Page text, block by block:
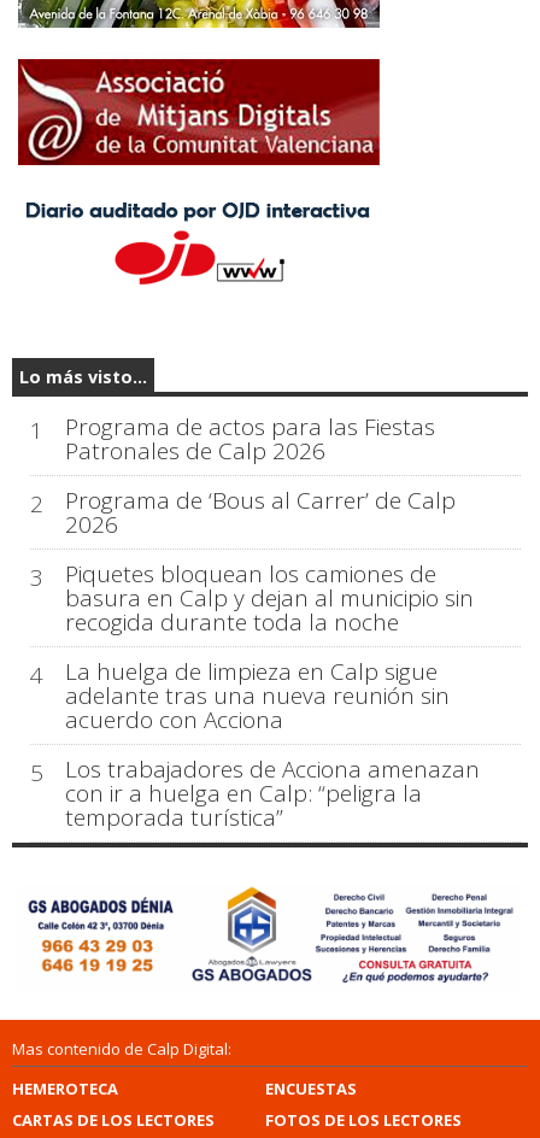
Lo más visto...
1 Programa de actos para las Fiestas
Patronales de Calp 2026
2
Programa de ‘Bous al Carrer’ de Calp
2026
3
Piquetes bloquean los camiones de
basura en Calp y dejan al municipio sin
recogida durante toda la noche
4
La huelga de limpieza en Calp sigue
adelante tras una nueva reunión sin
acuerdo con Acciona
5
Los trabajadores de Acciona amenazan
con ir a huelga en Calp: “peligra la
temporada turística”
Mas contenido de Calp Digital:
HEMEROTECA
ENCUESTAS
CARTAS DE LOS LECTORES
FOTOS DE LOS LECTORES